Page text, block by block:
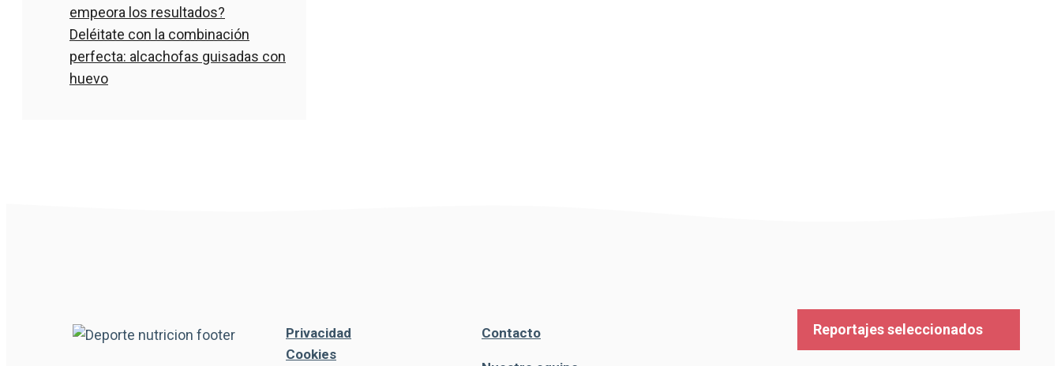
empeora los resultados?
Deléitate con la combinación
perfecta: alcachofas guisadas con
huevo
Privacidad
Cookies
Contacto Reportajes seleccionados